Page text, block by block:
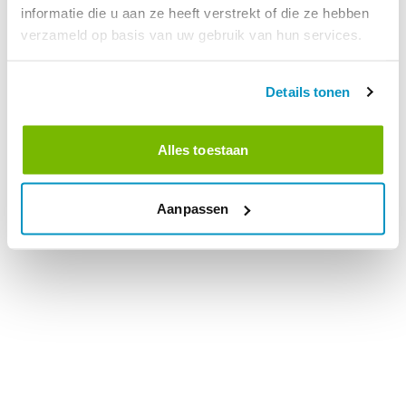
informatie die u aan ze heeft verstrekt of die ze hebben
verzameld op basis van uw gebruik van hun services.
Details tonen
Alles toestaan
Aanpassen